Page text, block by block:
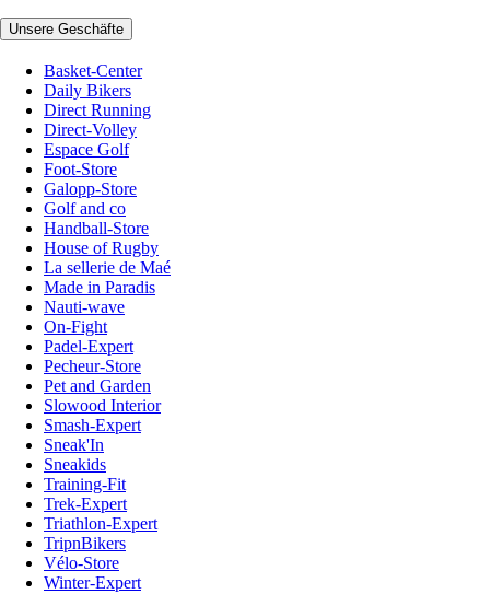
Unsere Geschäfte
Basket-Center
Daily Bikers
Direct Running
Direct-Volley
Espace Golf
Foot-Store
Galopp-Store
Golf and co
Handball-Store
House of Rugby
La sellerie de Maé
Made in Paradis
Nauti-wave
On-Fight
Padel-Expert
Pecheur-Store
Pet and Garden
Slowood Interior
Smash-Expert
Sneak'In
Sneakids
Training-Fit
Trek-Expert
Triathlon-Expert
TripnBikers
Vélo-Store
Winter-Expert